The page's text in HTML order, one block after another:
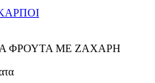
ΦΡΟΥΤΑ ΜΕ ΖΑΧΑΡΗ